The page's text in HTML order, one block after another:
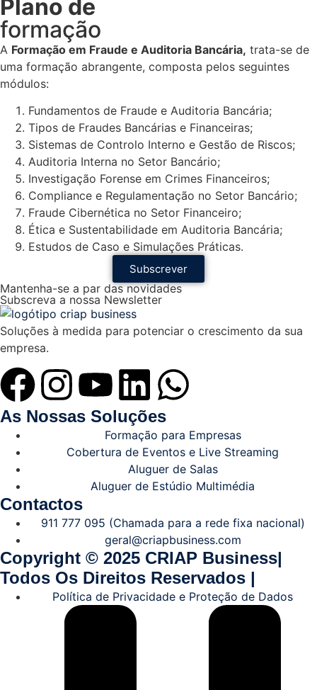
Plano de
formação
A Formação em Fraude e Auditoria Bancária, trata-se de
uma formação abrangente, composta pelos seguintes
módulos:
Fundamentos de Fraude e Auditoria Bancária;
Tipos de Fraudes Bancárias e Financeiras;
Sistemas de Controlo Interno e Gestão de Riscos;
Auditoria Interna no Setor Bancário;
Investigação Forense em Crimes Financeiros;
Compliance e Regulamentação no Setor Bancário;
Fraude Cibernética no Setor Financeiro;
Ética e Sustentabilidade em Auditoria Bancária;
Estudos de Caso e Simulações Práticas.
Subscrever
Mantenha-se a par das novidades
Subscreva a nossa Newsletter
Soluções à medida para potenciar o crescimento da sua
empresa.
As Nossas Soluções
Formação para Empresas
Cobertura de Eventos e Live Streaming
Aluguer de Salas
Aluguer de Estúdio Multimédia
Contactos
911 777 095 (Chamada para a rede fixa nacional)
geral@criapbusiness.com
Copyright © 2025 CRIAP Business|
Todos Os Direitos Reservados |
Política de Privacidade e Proteção de Dados